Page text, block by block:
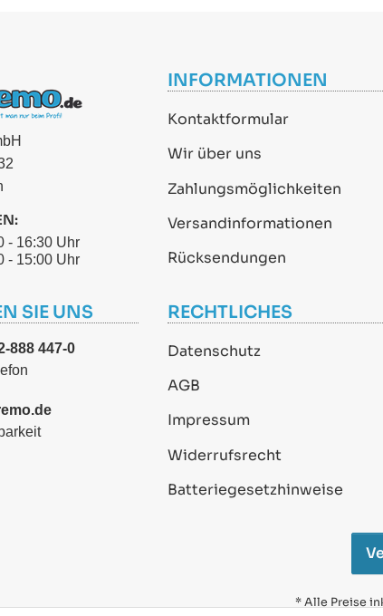
- 16:30 Uhr
- 15:00 Uhr
INFORMATIONEN
Kontaktformular
Wir über uns
Zahlungsmöglichkeiten
Versandinformationen
Rücksendungen
SIE UNS
888 447-0
RECHTLICHES
Datenschutz
AGB
Impressum
Widerrufsrecht
Batteriegesetzhinweise
* Alle Preise